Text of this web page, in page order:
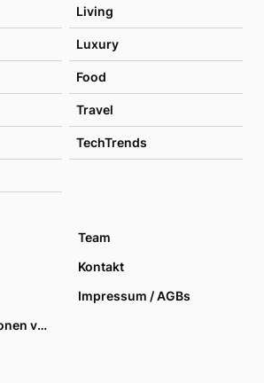
Living
Luxury
Food
Travel
TechTrends
Team
Kontakt
Impressum / AGBs
Datenschutzoptionen verwalten